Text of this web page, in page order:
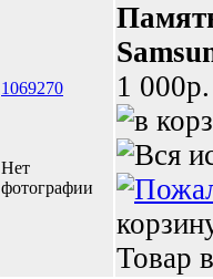
1069270
Нет
фотографии
1 000p.
Товар